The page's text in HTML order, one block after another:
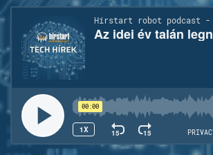
TECH HÍREK
FILM-ZENE-SZÓRAKOZÁS
PLAYLIST
MI AZ A ROBOT PODCAST?